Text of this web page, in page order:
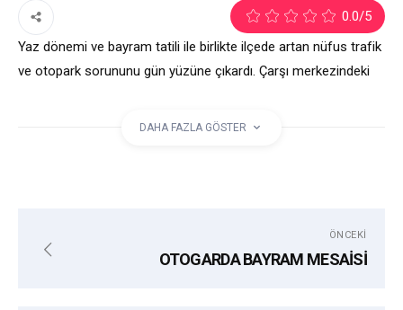
0.0/5
Yaz dönemi ve bayram tatili ile birlikte ilçede artan nüfus trafik
ve otopark sorununu gün yüzüne çıkardı. Çarşı merkezindeki
YOĞUNLUK
DAHA FAZLA GÖSTER
ÖNCEKI
OTOGARDA BAYRAM MESAİSİ